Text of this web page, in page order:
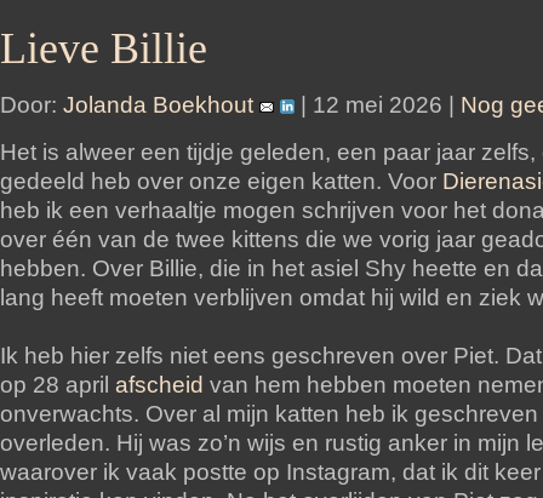
Lieve Billie
Door: Jolanda Boekhout | 12 mei 2026 | Nog
Het is alweer een tijdje geleden, een paar jaar zelfs,
gedeeld heb over onze eigen katten. Voor
heb ik een verhaaltje mogen schrijven voor het
over één van de twee kittens die we vorig jaar
hebben. Over Billie, die in het asiel Shy heette en
lang heeft moeten verblijven omdat hij wild en ziek
Ik heb hier zelfs niet eens geschreven over Piet.
op 28 april afscheid van hem hebben moeten
onverwachts. Over al mijn katten heb ik
overleden. Hij was zo’n wijs en rustig anker in mijn
waarover ik vaak postte op Instagram, dat ik dit